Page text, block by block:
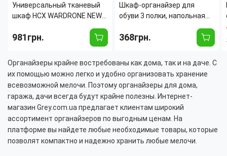
Универсальный тканевый
шкаф HCX WARDRONE NEW
текстильный гардероб с
полками и штангой, металл,
170х130 см, серый
981грн.
Шкаф-органайзер для
обуви 3 полки, напольная
закрытый стеллаж,
368грн.
Органайзеры крайне востребованы как дома, так и на даче. С
их помощью можно легко и удобно организовать хранение
всевозможной мелочи. Поэтому органайзеры для дома,
гаража, дачи всегда будут крайне полезны. Интернет-
магазин Grey.com.ua предлагает клиентам широкий
ассортимент органайзеров по выгодным ценам. На
платформе вы найдете любые необходимые товары, которые
позволят компактно и надежно хранить любые мелочи.